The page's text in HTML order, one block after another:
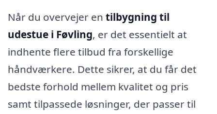
Når du overvejer en tilbygning til
udestue i Føvling, er det essentielt at
indhente flere tilbud fra forskellige
håndværkere. Dette sikrer, at du får det
bedste forhold mellem kvalitet og pris
samt tilpassede løsninger, der passer til